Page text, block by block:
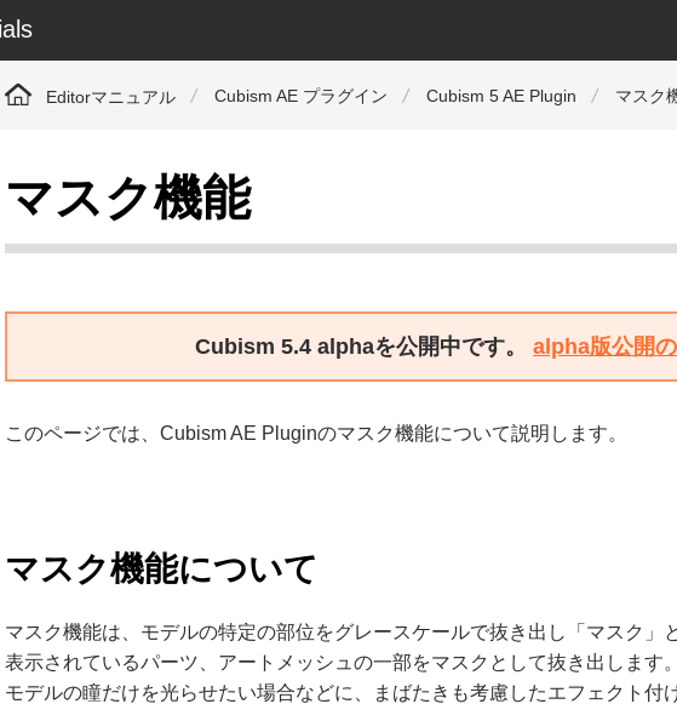
Editorマニュアル Cubism AE プラグイン Cubism 5 AE Plugin マスク
マスク機能
Cubism 5.4 alphaを公開中です。 alpha版公開
このページでは、Cubism AE Pluginのマスク機能について説明します。
マスク機能について
マスク機能は、モデルの特定の部位をグレースケールで抜き出し「マスク」
表示されているパーツ、アートメッシュの一部をマスクとして抜き出します。
モデルの瞳だけを光らせたい場合などに、まばたきも考慮したエフェクト付